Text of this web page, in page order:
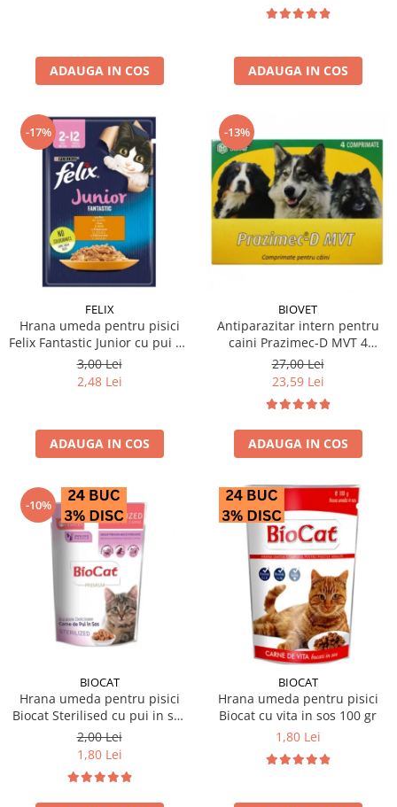
ADAUGA IN COS ADAUGA IN COS
-17%
FELIX
Hrana umeda pentru pisici
Felix Fantastic Junior cu pui 85
gr
3,00 Lei
2,48 Lei
ADAUGA IN COS
-13%
BIOVET
Antiparazitar intern pentru
caini Prazimec-D MVT 4
comprimate
27,00 Lei
23,59 Lei
ADAUGA IN COS
-10%
BIOCAT
Hrana umeda pentru pisici
Biocat Sterilised cu pui in sos
85 gr
2,00 Lei
1,80 Lei
BIOCAT
Hrana umeda pentru pisici
Biocat cu vita in sos 100 gr
1,80 Lei